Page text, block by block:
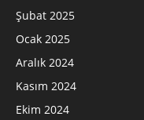
Şubat 2025
Ocak 2025
Aralık 2024
Kasım 2024
Ekim 2024